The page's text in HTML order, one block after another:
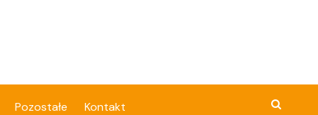
Pozostałe Kontakt